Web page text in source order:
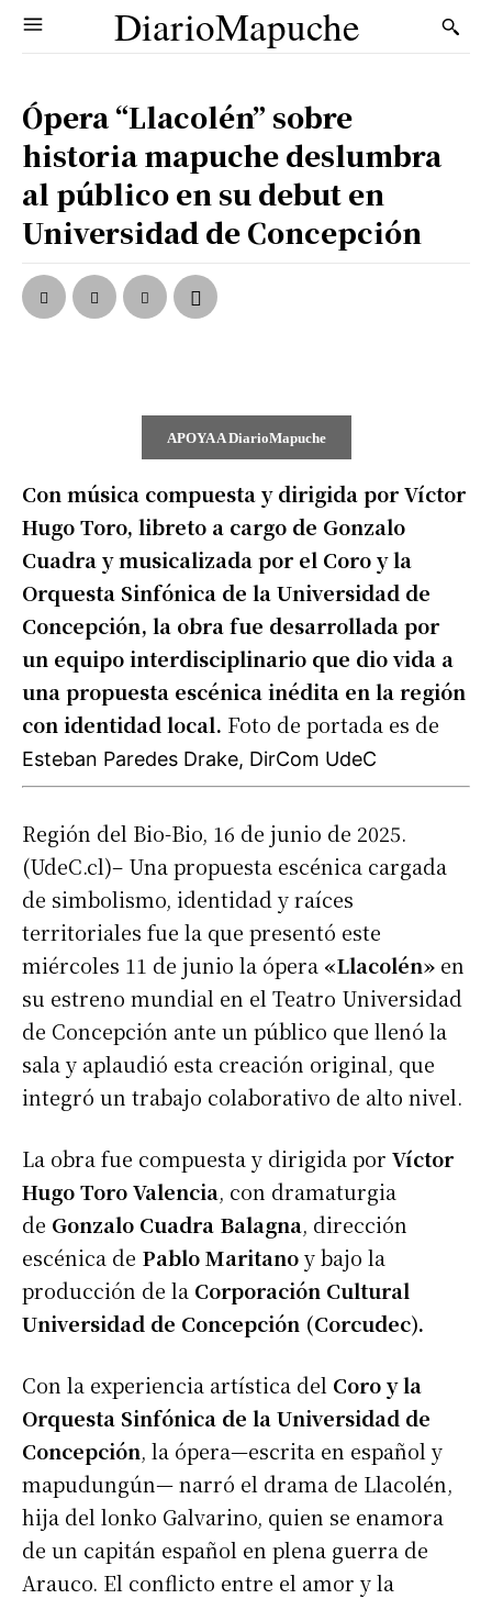
DiarioMapuche
Ópera “Llacolén” sobre
historia mapuche deslumbra
al público en su debut en
Universidad de Concepción
APOYA A DiarioMapuche
Con música compuesta y dirigida por Víctor
Hugo Toro, libreto a cargo de Gonzalo
Cuadra y musicalizada por el Coro y la
Orquesta Sinfónica de la Universidad de
Concepción, la obra fue desarrollada por
un equipo interdisciplinario que dio vida a
una propuesta escénica inédita en la región
con identidad local. Foto de portada es de
Esteban Paredes Drake, DirCom UdeC
Región del Bio-Bio, 16 de junio de 2025.
(UdeC.cl)– Una propuesta escénica cargada
de simbolismo, identidad y raíces
territoriales fue la que presentó este
miércoles 11 de junio la ópera «Llacolén» en
su estreno mundial en el Teatro Universidad
de Concepción ante un público que llenó la
sala y aplaudió esta creación original, que
integró un trabajo colaborativo de alto nivel.
La obra fue compuesta y dirigida por Víctor
Hugo Toro Valencia, con dramaturgia
de Gonzalo Cuadra Balagna, dirección
escénica de Pablo Maritanoy bajo la
producción de la Corporación Cultural
Universidad de Concepción (Corcudec).
Con la experiencia artística del Coro y la
Orquesta Sinfónica de la Universidad de
Concepción, la ópera—escrita en español y
mapudungún— narró el drama de Llacolén,
hija del lonko Galvarino, quien se enamora
de un capitán español en plena guerra de
Arauco. El conflicto entre el amor y la